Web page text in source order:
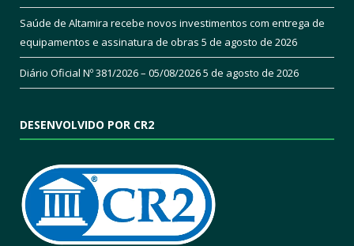
Saúde de Altamira recebe novos investimentos com entrega de
equipamentos e assinatura de obras 5 de agosto de 2026
Diário Oficial Nº 381/2026 – 05/08/20265 de agosto de 2026
DESENVOLVIDO POR CR2